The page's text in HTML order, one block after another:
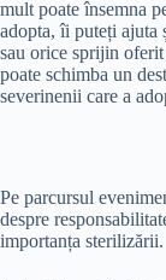
mult poate însemna
adopta, îi puteți ajuta
sau orice sprijin
poate schimba un
severinenii care a
Pe parcursul
despre
importanța sterilizării.